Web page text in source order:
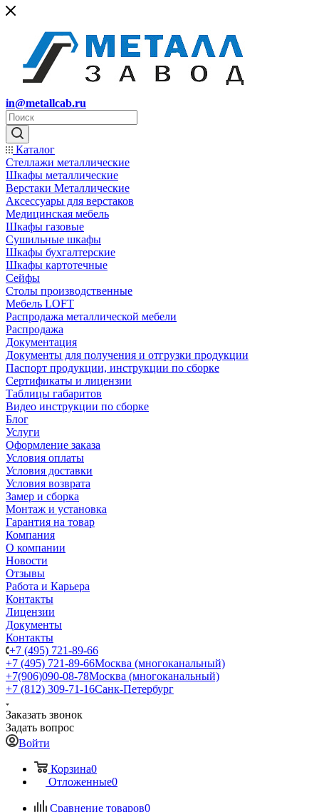
in@metallcab.ru
Каталог
Стеллажи металлические
Шкафы металлические
Верстаки Металлические
Аксессуары для верстаков
Медицинская мебель
Шкафы газовые
Сушильные шкафы
Шкафы бухгалтерские
Шкафы картотечные
Сейфы
Столы производственные
Мебель LOFT
Распродажа металлической мебели
Распродажа
Документация
Документы для получения и отгрузки продукции
Паспорт продукции, инструкции по сборке
Сертификаты и лицензии
Таблицы габаритов
Видео инструкции по сборке
Блог
Услуги
Оформление заказа
Условия оплаты
Условия доставки
Условия возврата
Замер и сборка
Монтаж и установка
Гарантия на товар
Компания
О компании
Новости
Отзывы
Работа и Карьера
Контакты
Лицензии
Документы
Контакты
+7 (495) 721-89-66
+7 (495) 721-89-66Москва (многоканальный)
+7(906)090-08-78Москва (многоканальный)
+7 (812) 309-71-16Санк-Петербург
Заказать звонок
Задать вопрос
Войти
Корзина0
Отложенные0
Сравнение товаров0